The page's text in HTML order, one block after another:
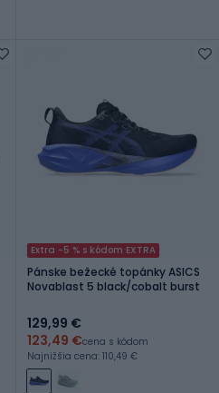
Extra -5 % s kódom EXTRA
Pánske bežecké topánky ASICS
Novablast 5 black/cobalt burst
129,99 €
123,49 €cena s kódom
Najnižšia cena: 110,49 €